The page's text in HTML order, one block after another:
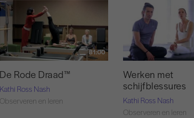
81:00
De Rode Draad™
Kathi Ross Nash
Observeren en leren
Werken met
schijfblessures
Kathi Ross Nash
Observeren en leren